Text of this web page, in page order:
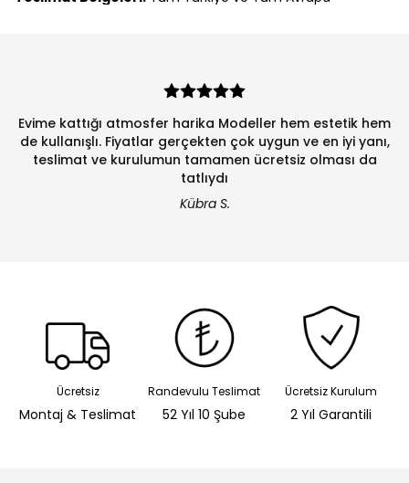
Evime kattığı atmosfer harika Modeller hem estetik hem
de kullanışlı. Fiyatlar gerçekten çok uygun ve en iyi yanı,
teslimat ve kurulumun tamamen ücretsiz olması da
tatlıydı
Kübra S.
Ücretsiz
Montaj & Teslimat
Randevulu Teslimat
52 Yıl 10 Şube
Ücretsiz Kurulum
2 Yıl Garantili